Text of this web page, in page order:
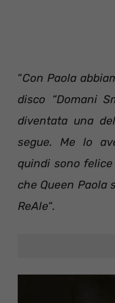
“Con Paola
disco “Domani
diventata una
segue. Me lo
quindi sono
che Queen Paola
ReAle“.